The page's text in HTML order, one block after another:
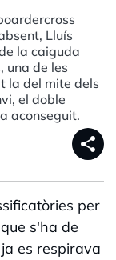
Lluís
la caiguda
una de les
la del mite dels
el doble
aconseguit.
share
per
s'ha de
es respirava